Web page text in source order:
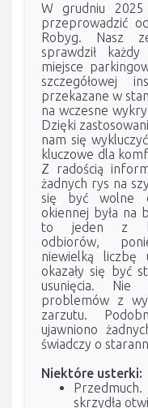
W grudniu
przeprowadzić
Robyg. Nasz
sprawdził
miejsce
szczegółowej
przekazane w
na wczesne
Dzięki
nam się
kluczowe dla
Z radością
żadnych rys na
się być wolne
okiennej była na
to jeden z
odbiorów,
niewielką liczbę
okazały się być
usunięcia. Nie
problemów z
zarzutu.
ujawniono
świadczy o
Niektóre usterki:
skrzydła